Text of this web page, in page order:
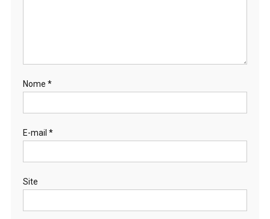
Nome *
E-mail *
Site